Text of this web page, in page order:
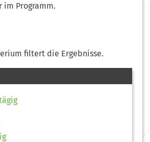
im Programm.
filtert die Ergebnisse.